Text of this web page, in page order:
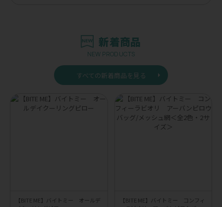
新着商品
NEW PRODUCTS
すべての新着商品を見る
【BITE ME】バイトミー オールデ
【BITE ME】バイトミー コンフィ